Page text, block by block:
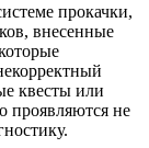
прокачки,
внесенные
квесты или
проявляются не